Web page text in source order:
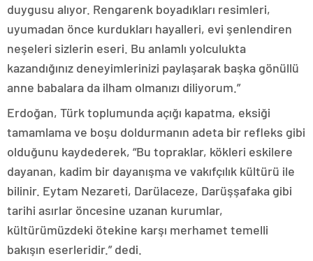
duygusu alıyor. Rengarenk boyadıkları resimleri,
uyumadan önce kurdukları hayalleri, evi şenlendiren
neşeleri sizlerin eseri. Bu anlamlı yolculukta
kazandığınız deneyimlerinizi paylaşarak başka gönüllü
anne babalara da ilham olmanızı diliyorum.”
Erdoğan, Türk toplumunda açığı kapatma, eksiği
tamamlama ve boşu doldurmanın adeta bir refleks gibi
olduğunu kaydederek, “Bu topraklar, kökleri eskilere
dayanan, kadim bir dayanışma ve vakıfçılık kültürü ile
bilinir. Eytam Nezareti, Darülaceze, Darüşşafaka gibi
tarihi asırlar öncesine uzanan kurumlar,
kültürümüzdeki ötekine karşı merhamet temelli
bakışın eserleridir.” dedi.